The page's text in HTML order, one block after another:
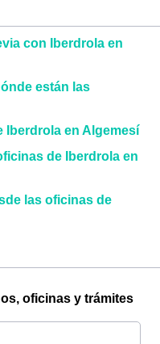
con Iberdrola en
están las
Iberdrola en Algemesí
de Iberdrola en
las oficinas de
oficinas y trámites